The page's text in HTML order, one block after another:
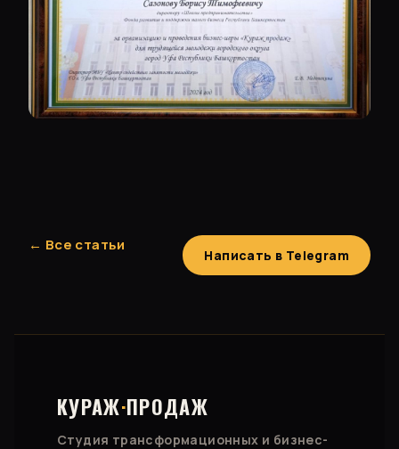
← Все статьи
Написать в Telegram
КУРАЖ·ПРОДАЖ
Студия трансформационных и бизнес-